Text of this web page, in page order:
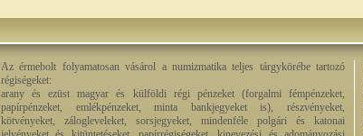
Az érmebolt folyamatosan vásárol a numizmatika teljes tárgykörébe tartozó
régiségeket:
arany és ezüst magyar és külföldi régi pénzeket (forgalmi fémpénzeket,
papírpénzeket, emlékpénzeket, minta bankjegyeket is), részvényeket,
kötvényeket, zálogleveleket, sorsjegyeket, mindenféle polgári és katonai